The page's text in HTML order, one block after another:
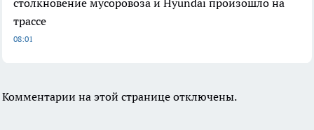
столкновение мусоровоза и Hyundai произошло на
трассе
08:01
Комментарии на этой странице отключены.